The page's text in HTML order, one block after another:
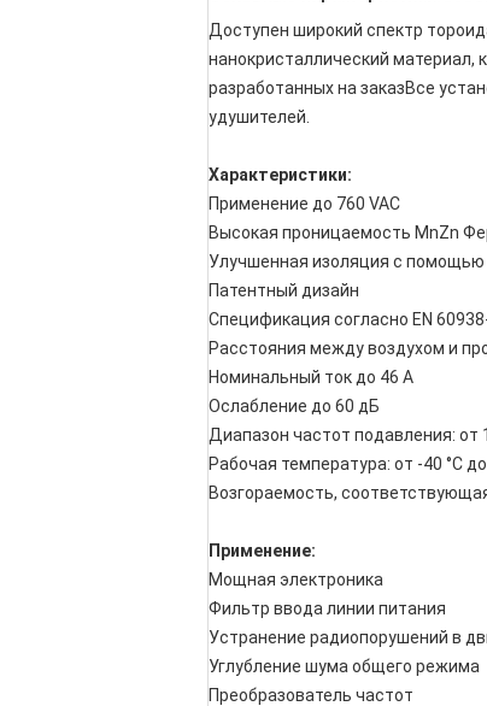
Доступен широкий спектр
нанокристаллический материал,
разработанных на заказВсе
удушителей.
Характеристики:
Применение до 760 VAC
Высокая проницаемость MnZn
Улучшенная изоляция с помощью
Патентный дизайн
Спецификация согласно EN
Расстояния между воздухом и
Номинальный ток до 46 А
Ослабление до 60 дБ
Диапазон частот подавления: от
Рабочая температура: от -40 °C
Возгораемость,
Применение:
Мощная электроника
Фильтр ввода линии питания
Устранение радиопорушений в
Углубление шума общего режима
Преобразователь частот